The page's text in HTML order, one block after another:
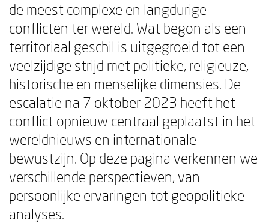
de meest complexe en langdurige
conflicten ter wereld. Wat begon als een
territoriaal geschil is uitgegroeid tot een
veelzijdige strijd met politieke, religieuze,
historische en menselijke dimensies. De
escalatie na 7 oktober 2023 heeft het
conflict opnieuw centraal geplaatst in het
wereldnieuws en internationale
bewustzijn. Op deze pagina verkennen we
verschillende perspectieven, van
persoonlijke ervaringen tot geopolitieke
analyses.